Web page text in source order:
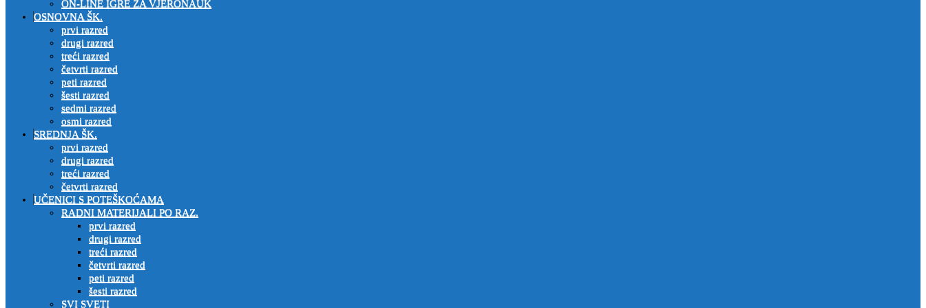
ON-LINE IGRE ZA VJERONAUK
OSNOVNA ŠK.
prvi razred
drugi razred
treći razred
četvrti razred
peti razred
šesti razred
sedmi razred
osmi razred
SREDNJA ŠK.
prvi razred
drugi razred
treći razred
četvrti razred
UČENICI S POTEŠKOĆAMA
RADNI MATERIJALI PO RAZ.
prvi razred
drugi razred
treći razred
četvrti razred
peti razred
šesti razred
SVI SVETI